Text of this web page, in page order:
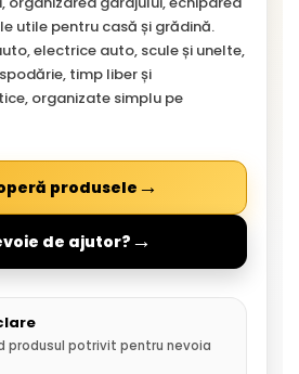
utile pentru casă și grădină.
electrice auto, scule și unelte,
timp liber și
organizate simplu pe
produsele →
de ajutor? →
produsul potrivit pentru nevoia